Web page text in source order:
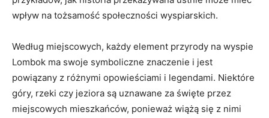
wpływ na tożsamość społeczności wyspiarskich.
Według miejscowych, każdy ⁢element przyrody ⁢na wyspie‌
Lombok ma‍ swoje symboliczne znaczenie‌ i jest
powiązany⁣ z różnymi opowieściami i ‍legendami. Niektóre⁣
góry, ⁤rzeki czy jeziora są uznawane za święte ‍przez
miejscowych mieszkańców, ​ponieważ wiążą się​ z nimi